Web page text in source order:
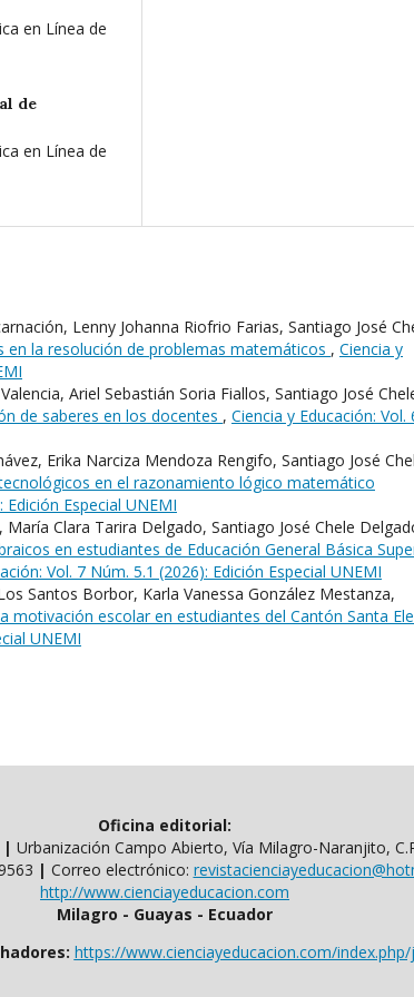
en Línea de
de
en Línea de
Lenny Johanna Riofrio Farias, Santiago José
en la resolución de problemas matemáticos , Ciencia y
Ariel Sebastián Soria Fiallos, Santiago José
de saberes en los docentes , Ciencia y Educación: Vol.
Erika Narciza Mendoza Rengifo, Santiago José
en el razonamiento lógico matemático
Especial UNEMI
Clara Tarira Delgado, Santiago José Chele
en estudiantes de Educación General Básica
Vol. 7 Núm. 5.1 (2026): Edición Especial UNEMI
Santos Borbor, Karla Vanessa González Mestanza,
motivación escolar en estudiantes del Cantón Santa
UNEMI
Oficina editorial:
| Urbanización Campo Abierto, Vía Milagro-Naranjito,
| Correo electrónico:
http://www.cienciayeducacion.com
Milagro - Guayas - Ecuador
https://www.cienciayeducacion.com/